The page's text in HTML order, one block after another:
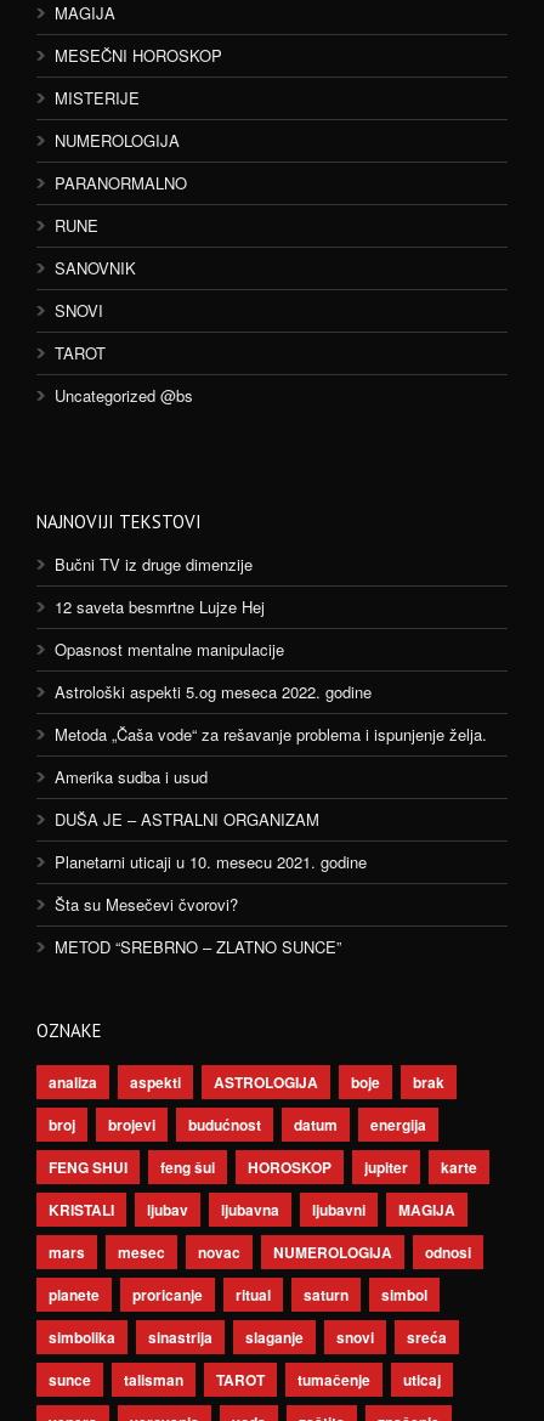
MAGIJA
MESEČNI HOROSKOP
MISTERIJE
NUMEROLOGIJA
PARANORMALNO
RUNE
SANOVNIK
SNOVI
TAROT
Uncategorized @bs
NAJNOVIJI TEKSTOVI
Bučni TV iz druge dimenzije
12 saveta besmrtne Lujze Hej
Opasnost mentalne manipulacije
Astrološki aspekti 5.og meseca 2022. godine
Metoda „Čaša vode“ za rešavanje problema i ispunjenje želja.
Amerika sudba i usud
DUŠA JE – ASTRALNI ORGANIZAM
Planetarni uticaji u 10. mesecu 2021. godine
Šta su Mesečevi čvorovi?
METOD “SREBRNO – ZLATNO SUNCE”
OZNAKE
analiza aspekti ASTROLOGIJA boje
brak
broj
brojevi budućnost datum
energija
FENG SHUI
feng šui HOROSKOP jupiter
karte
KRISTALI
ljubav ljubavna ljubavni
MAGIJA
mars
mesec novac NUMEROLOGIJA
odnosi
planete
proricanje ritual saturn
simbol
simbolika
sinastrija slaganje snovi
sreća
sunce
talisman TAROT tumačenje
uticaj